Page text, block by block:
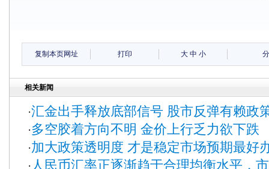
复制本页网址 打印 大 中 小
相关新闻
·汇金出手释放底部信号 股市反弹有赖政
·多空胶着方向不明 金价上行乏力欲下跌
·加大政策透明度 才是稳定市场预期最好
·人民币汇率正逐渐趋于合理均衡水平，